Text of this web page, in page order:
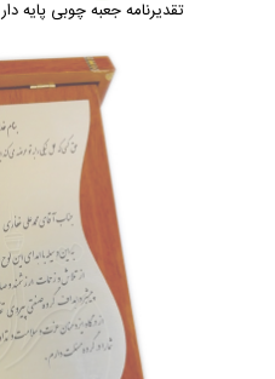
تقدیرنامه جعبه چوبی پایه دار